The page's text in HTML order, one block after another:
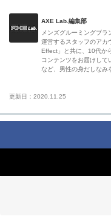
AXE Lab.編集部
メンズグルーミングブ
運営するスタッフのアカ
Effect」と共に、10代か
コンテンツをお届けして
など、男性の身だしなみ
更新日：2020.11.25